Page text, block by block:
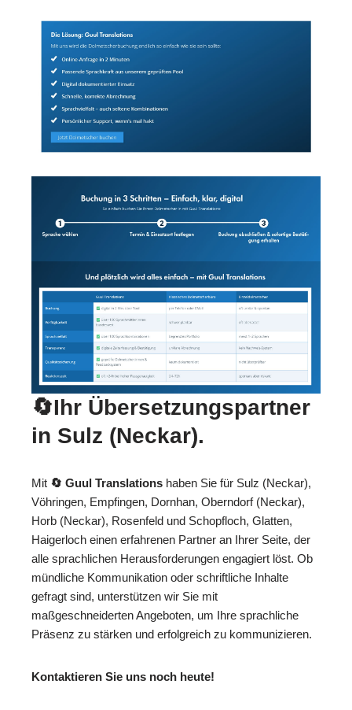
🔄Ihr Übersetzungspartner
in Sulz (Neckar).
Mit 🔄 Guul Translations haben Sie für Sulz (Neckar),
Vöhringen, Empfingen, Dornhan, Oberndorf (Neckar),
Horb (Neckar), Rosenfeld und Schopfloch, Glatten,
Haigerloch einen erfahrenen Partner an Ihrer Seite, der
alle sprachlichen Herausforderungen engagiert löst. Ob
mündliche Kommunikation oder schriftliche Inhalte
gefragt sind, unterstützen wir Sie mit
maßgeschneiderten Angeboten, um Ihre sprachliche
Präsenz zu stärken und erfolgreich zu kommunizieren.
Kontaktieren Sie uns noch heute!